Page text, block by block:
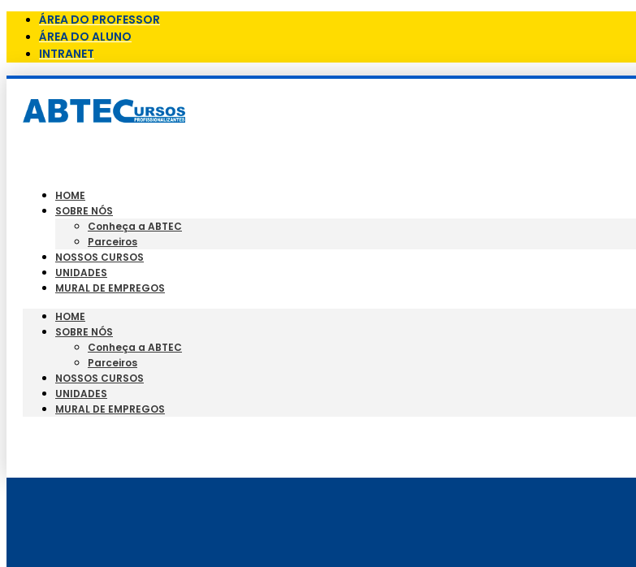
ÁREA DO PROFESSOR
ÁREA DO ALUNO
INTRANET
HOME
SOBRE NÓS
Conheça a ABTEC
Parceiros
NOSSOS CURSOS
UNIDADES
MURAL DE EMPREGOS
HOME
SOBRE NÓS
Conheça a ABTEC
Parceiros
NOSSOS CURSOS
UNIDADES
MURAL DE EMPREGOS